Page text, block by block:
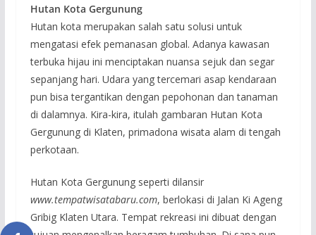
Hutan Kota Gergunung
Hutan kota merupakan salah satu solusi untuk
mengatasi efek pemanasan global. Adanya kawasan
terbuka hijau ini menciptakan nuansa sejuk dan segar
sepanjang hari. Udara yang tercemari asap kendaraan
pun bisa tergantikan dengan pepohonan dan tanaman
di dalamnya. Kira-kira, itulah gambaran Hutan Kota
Gergunung di Klaten, primadona wisata alam di tengah
perkotaan.
Hutan Kota Gergunung seperti dilansir
www.tempatwisatabaru.com, berlokasi di Jalan Ki Ageng
Gribig Klaten Utara. Tempat rekreasi ini dibuat dengan